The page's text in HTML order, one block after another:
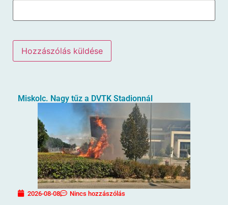
Miskolc. Nagy tűz a DVTK Stadionnál
2026-08-08 Nincs hozzászólás